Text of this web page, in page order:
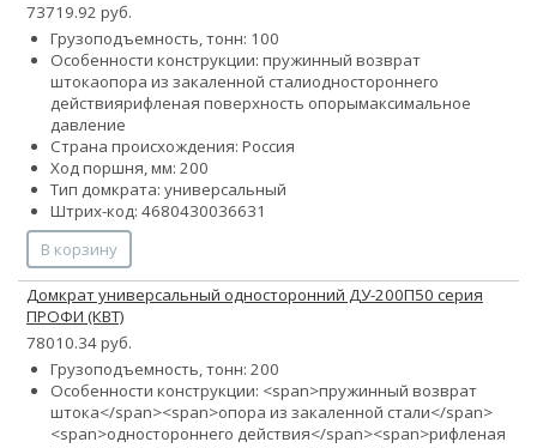
73719.92 руб.
Грузоподъемность, тонн: 100
Особенности конструкции: пружинный возврат
штокаопора из закаленной сталиодностороннего
действиярифленая поверхность опорымаксимальное
давление
Страна происхождения: Россия
Ход поршня, мм: 200
Тип домкрата: универсальный
Штрих-код: 4680430036631
В корзину
Домкрат универсальный односторонний ДУ-200П50 серия
ПРОФИ (КВТ)
78010.34 руб.
Грузоподъемность, тонн: 200
Особенности конструкции: <span>пружинный возврат
штока</span><span>опора из закаленной стали</span>
<span>одностороннего действия</span><span>рифленая